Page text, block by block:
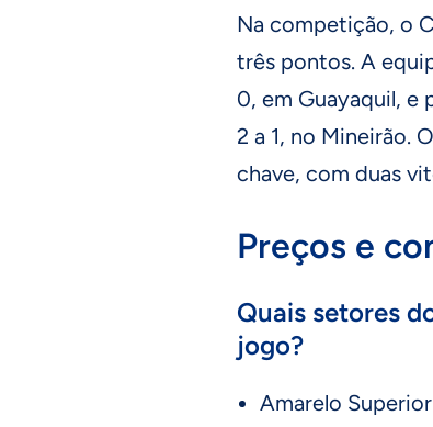
Na competição, o
três pontos. A
0, em Guayaquil, e
2 a 1, no Mineirão.
chave, com duas
Preços e
Quais setores
jogo?
Amarelo Superior